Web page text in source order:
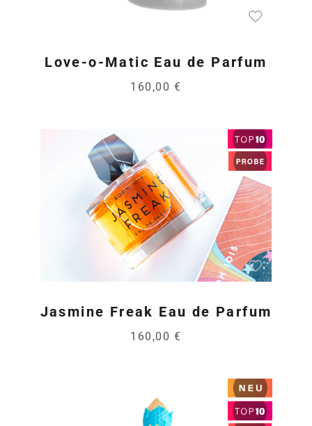
Love-o-Matic Eau de Parfum
160,00 €
Jasmine Freak Eau de Parfum
160,00 €